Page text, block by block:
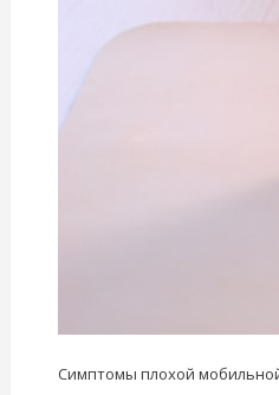
Симптомы плохой